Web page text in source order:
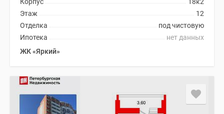
12
Этаж
под чистовую
Отделка
нет данных
Ипотека
ЖК «Яркий»